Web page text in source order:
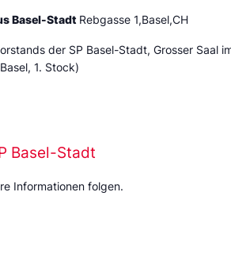
Basel-Stadt Rebgasse 1,Basel,CH
der SP Basel-Stadt, Grosser Saal
1. Stock)
Basel-Stadt
Informationen folgen.